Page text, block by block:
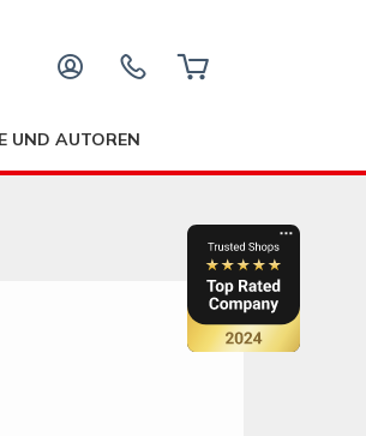
UND AUTOREN